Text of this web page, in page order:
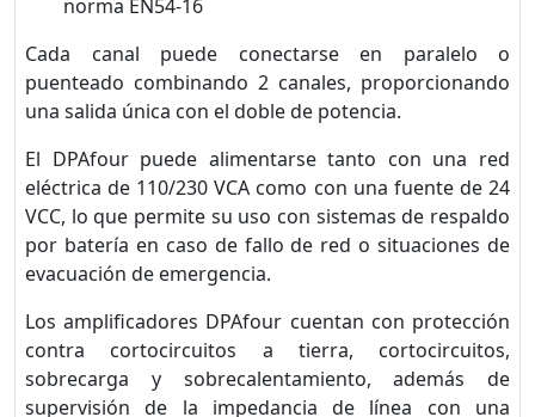
norma EN54-16
Cada canal puede conectarse en paralelo o
puenteado combinando 2 canales, proporcionando
una salida única con el doble de potencia.
El DPAfour puede alimentarse tanto con una red
eléctrica de 110/230 VCA como con una fuente de 24
VCC, lo que permite su uso con sistemas de respaldo
por batería en caso de fallo de red o situaciones de
evacuación de emergencia.
Los amplificadores DPAfour cuentan con protección
contra cortocircuitos a tierra, cortocircuitos,
sobrecarga y sobrecalentamiento, además de
supervisión de la impedancia de línea con una